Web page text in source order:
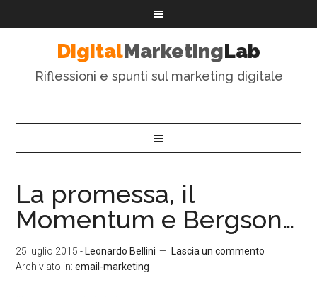
DigitalMarketingLab
Riflessioni e spunti sul marketing digitale
La promessa, il
Momentum e Bergson…
25 luglio 2015 - Leonardo Bellini
Lascia un commento
Archiviato in:email-marketing